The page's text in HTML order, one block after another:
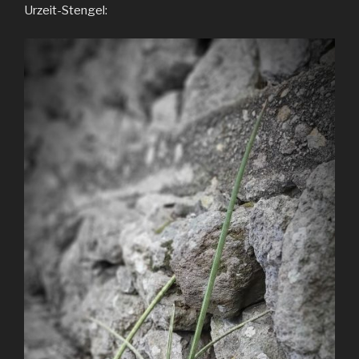
Urzeit-Stengel: